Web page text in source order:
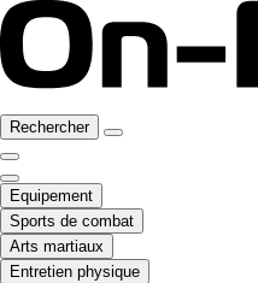
Rechercher
Equipement
Sports de combat
Arts martiaux
Entretien physique